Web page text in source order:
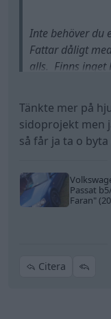
Inte behöver du
Fattar dåligt
alls. Finns inget
Kul? Nej. Är
polare eller
Sorry, men så är
det dyrt. Någon
så det är riktigt
Tänkte mer på
sidoprojekt men
så får ja ta o byta
Passat
Faran"
Citera